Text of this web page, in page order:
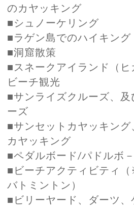
のカヤッキング
■シュノーケリング
■ラゲン島でのハイキング
■洞窟散策
■スネークアイランド（
ビーチ観光
■サンライズクルーズ、
ーズ
■サンセットカヤッキン
カヤッキング
■ペダルボード/パドルボ
■ビーチアクティビティ
バトミントン）
■ビリーヤード、ダーツ、